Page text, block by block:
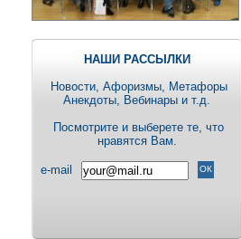
НАШИ РАССЫЛКИ
Новости, Aфоризмы, Метафоры
Анекдоты, Вебинары и т.д.
Посмотрите и выберете те, что
нравятся Вам.
e-mail